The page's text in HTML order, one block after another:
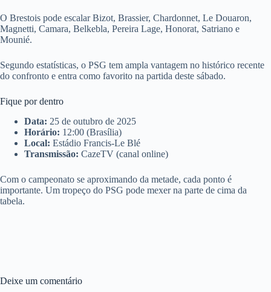
O Brestois pode escalar Bizot, Brassier, Chardonnet, Le Douaron,
Magnetti, Camara, Belkebla, Pereira Lage, Honorat, Satriano e
Mounié.
Segundo estatísticas, o PSG tem ampla vantagem no histórico recente
do confronto e entra como favorito na partida deste sábado.
Fique por dentro
Data: 25 de outubro de 2025
Horário: 12:00 (Brasília)
Local: Estádio Francis-Le Blé
Transmissão: CazeTV (canal online)
Com o campeonato se aproximando da metade, cada ponto é
importante. Um tropeço do PSG pode mexer na parte de cima da
tabela.
Deixe um comentário